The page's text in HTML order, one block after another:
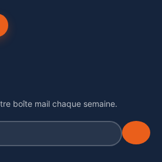
boîte mail chaque semaine.